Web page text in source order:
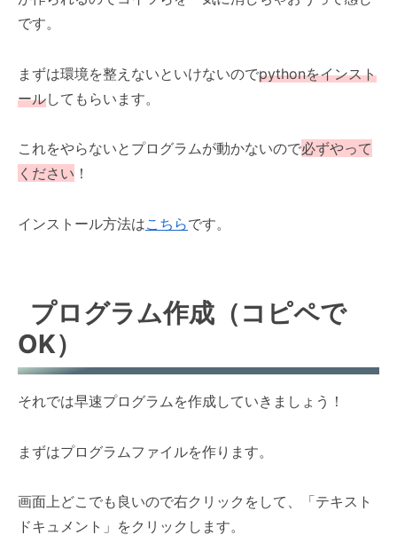
です。
まずは環境を整えないといけないのでpythonをインスト
ールしてもらいます。
これをやらないとプログラムが動かないので必ずやって
ください ！
インストール方法はこちらです。
プログラム作成（コピペで
OK）
それでは早速プログラムを作成していきましょう！
まずはプログラムファイルを作ります。
画面上どこでも良いので右クリックをして、「テキスト
ドキュメント」をクリックします。